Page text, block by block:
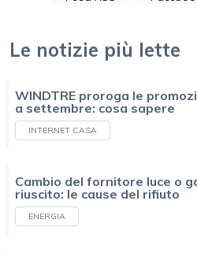
Le notizie più lette
WINDTRE proroga le
a settembre: cosa sapere
INTERNET CASA
Cambio del fornitore luce o
riuscito: le cause del rifiuto
ENERGIA